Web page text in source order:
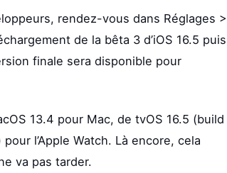
rendez-vous dans Réglages >
de la bêta 3 d’iOS 16.5 puis
finale sera disponible pour
13.4 pour Mac, de tvOS 16.5 (build
l’Apple Watch. Là encore, cela
va pas tarder.